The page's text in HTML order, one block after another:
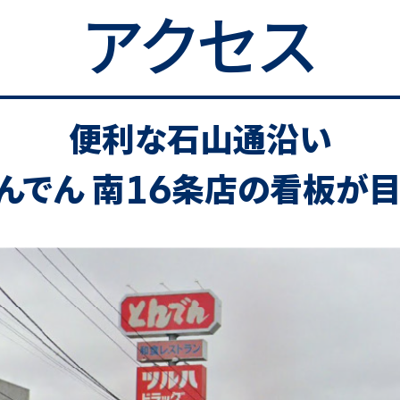
アクセス
便利な石山通沿い
でん 南16条店の看板が